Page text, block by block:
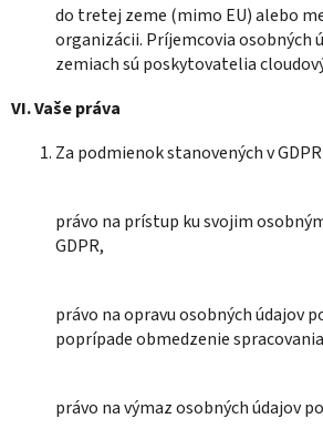
do tretej zeme (mimo EU) alebo
organizácii. Príjemcovia osobných
zemiach sú poskytovatelia
VI.Vaše práva
Za podmienok stanovených v
právo na prístup ku svojim
GDPR,
právo na opravu osobných údajov
poprípade obmedzenie
právo na výmaz osobných údajov